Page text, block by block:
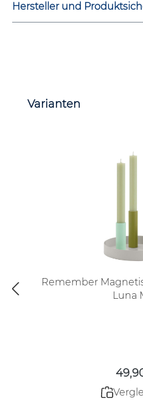
Hersteller und
Produktgalerie
Varianten
Remember
Luna